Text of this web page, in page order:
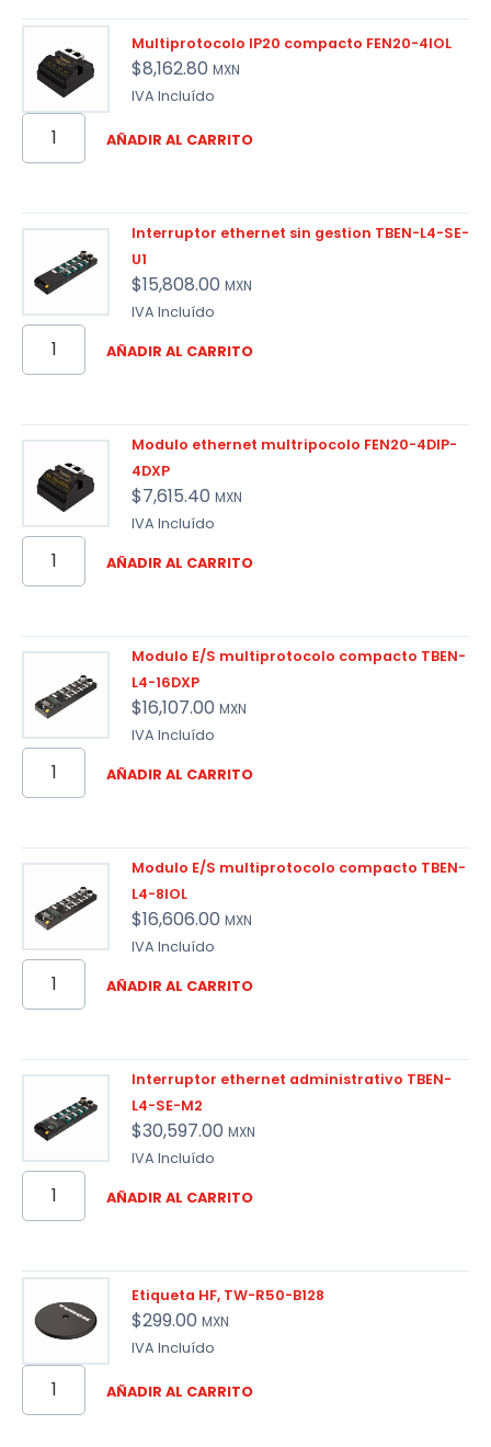
Multiprotocolo IP20 compacto FEN20-4IOL
$8,162.80 MXN
IVA Incluído
AÑADIR AL CARRITO
Interruptor ethernet sin gestion TBEN-L4-SE-
U1
$15,808.00 MXN
IVA Incluído
AÑADIR AL CARRITO
Modulo ethernet multripocolo FEN20-4DIP-
4DXP
$7,615.40 MXN
IVA Incluído
AÑADIR AL CARRITO
Modulo E/S multiprotocolo compacto TBEN-
L4-16DXP
$16,107.00 MXN
IVA Incluído
AÑADIR AL CARRITO
Modulo E/S multiprotocolo compacto TBEN-
L4-8IOL
$16,606.00 MXN
IVA Incluído
AÑADIR AL CARRITO
Interruptor ethernet administrativo TBEN-
L4-SE-M2
$30,597.00 MXN
IVA Incluído
AÑADIR AL CARRITO
Etiqueta HF, TW-R50-B128
$299.00 MXN
IVA Incluído
AÑADIR AL CARRITO